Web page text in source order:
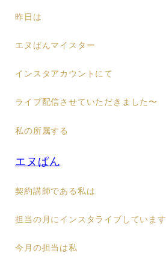
昨日は
エヌぱんマイスター
インスタアカウントにて
ライブ配信させていただきました〜
私の所属する
エヌぱん
契約講師である私は
担当の月にインスタライブしています
今月の担当は私